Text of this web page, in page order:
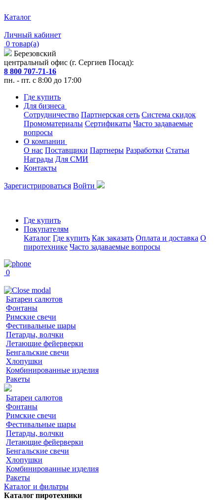
Каталог
Личный кабинет
0 товар(а)
Березовский
центральный офис (г. Сергиев Посад):
8 800 707-71-16
пн. - пт. с 8:00 до 17:00
Где купить
Для бизнеса
Сотрудничество Партнерская сеть Система скидок
Промоматериалы Сертификаты Часто задаваемые
вопросы
О компании
О нас Поставщики Партнеры Разработки Статьи
Награды Для СМИ
Контакты
Зарегистрироваться Войти
Где купить
Покупателям
Каталог Где купить Как заказать Оплата и доставка О
пиротехнике Часто задаваемые вопросы
0
Батареи салютов
Фонтаны
Римские свечи
Фестивальные шары
Петарды, волчки
Летающие фейерверки
Бенгальские свечи
Хлопушки
Комбинированные изделия
Ракеты
Батареи салютов
Фонтаны
Римские свечи
Фестивальные шары
Петарды, волчки
Летающие фейерверки
Бенгальские свечи
Хлопушки
Комбинированные изделия
Ракеты
Каталог и фильтры
Каталог пиротехники